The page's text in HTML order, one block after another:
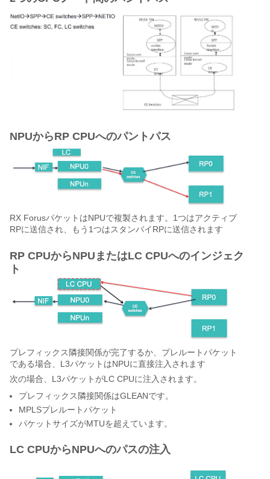
NPUからRP CPUへのパントパス
RX ForusパケットはNPUで複製されます。1つはアクティブ
RPに送信され、もう1つはスタンバイRPに送信されます
RP CPUからNPUまたはLC CPUへのインジェク
ト
プレフィックス隣接関係が完了するか、プレルートパケット
である場合、L3パケットはNPUに直接注入されます
次の場合、L3パケットがLC CPUに注入されます。
プレフィックス隣接関係はGLEANです。
MPLSプレルートパケット
パケットサイズがMTUを超えています。
LC CPUからNPUへのパスの注入